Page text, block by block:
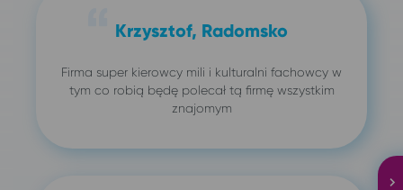
Krzysztof, Radomsko
Firma super kierowcy mili i kulturalni fachowcy w
tym co robią będę polecał tą firmę wszystkim
znajomym